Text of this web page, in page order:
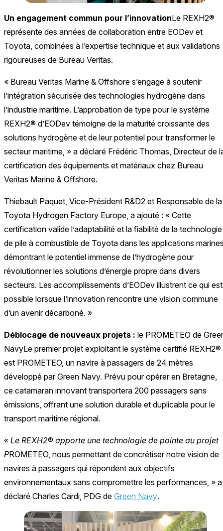
Un engagement commun pour l’innovationLe REXH2®
représente des années de collaboration entre EODev et
Toyota, combinées à l’expertise technique et aux validations
rigoureuses de Bureau Veritas.
« Bureau Veritas Marine & Offshore s’engage à soutenir
l’intégration sécurisée des technologies hydrogène dans
l’industrie maritime. L’approbation de type pour le système
REXH2® d’EODev témoigne de la maturité croissante des
solutions hydrogène et de leur potentiel pour transformer le
secteur maritime, » a déclaré Frédéric Thomas, Directeur de
certification des équipements et matériaux chez Bureau
Veritas Marine & Offshore.
Thiebault Paquet, Vice-Président R&D2 et Responsable de la
Toyota Hydrogen Factory Europe, a ajouté : « Cette
certification valide l’adaptabilité et la fiabilité de la technologie
de pile à combustible de Toyota dans les applications
démontrant le potentiel immense de l’hydrogène pour
révolutionner les solutions d’énergie propre dans divers
secteurs. Les accomplissements d’EODev illustrent ce qui est
possible lorsque l’innovation rencontre une vision commune
d’un avenir décarboné. »
Déblocage de nouveaux projets : le PROMETEO de
NavyLe premier projet exploitant le système certifié REXH2®
est PROMETEO, un navire à passagers de 24 mètres
développé par Green Navy. Prévu pour opérer en Bretagne,
ce catamaran innovant transportera 200 passagers sans
émissions, offrant une solution durable et duplicable pour le
transport maritime régional.
« Le REXH2® apporte une technologie de pointe au projet
PROMETEO, nous permettant de concrétiser notre vision de
navires à passagers qui répondent aux objectifs
environnementaux sans compromettre les performances, » a
déclaré Charles Cardi, PDG de Green Navy.